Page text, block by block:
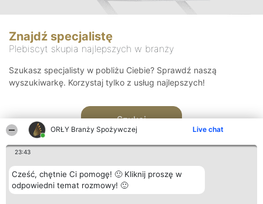
ORŁY Branży Spożywczej Live chat
23:43
Cześć, chętnie Ci pomogę! 🙂 Kliknij proszę w
odpowiedni temat rozmowy! 🙂
Znajdź specjalistę
Plebiscyt skupia najlepszych w branży
Szukasz specjalisty w pobliżu Ciebie? Sprawdź naszą
wyszukiwarkę. Korzystaj tylko z usług najlepszych!
Szukaj